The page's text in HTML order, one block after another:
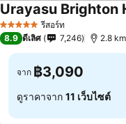
5 ดาว รีสอร์ท
Urayasu Brighton
8.9 ดีเลิศ 7,246 2.8
จาก ฿3,090
ดูราคาจาก 11 เว็บไซต์